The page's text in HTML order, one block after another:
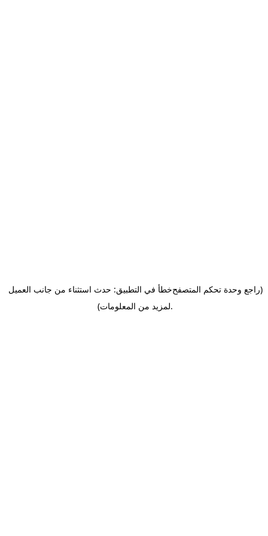
خطأ في التطبيق: حدث استثناء من جانب العميل(راجع وحدة تحكم المتصفح
لمزيد من المعلومات).